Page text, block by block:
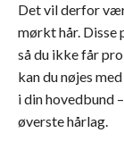
Det vil derfor
mørkt hår. Disse
så du ikke får
kan du nøjes
i din hovedbund
øverste hårlag.